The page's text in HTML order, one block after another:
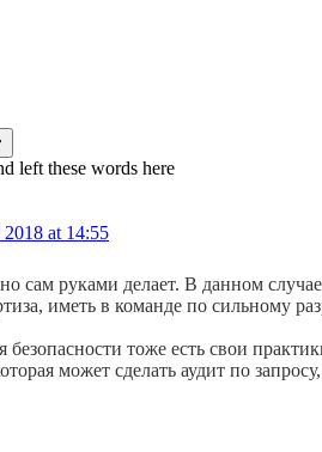
left these words here
at 14:55
сам руками делает. В данном
иметь в команде по сильному
безопасности тоже есть свои
может сделать аудит по